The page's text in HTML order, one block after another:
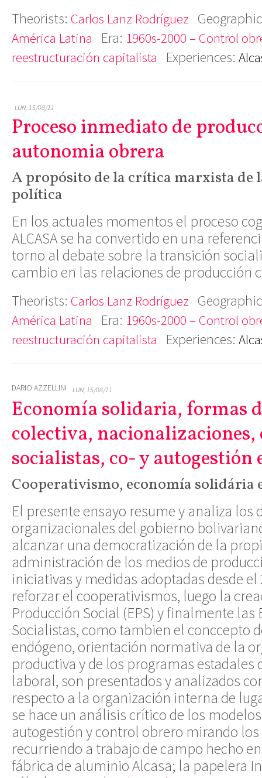
Theorists: Carlos Lanz Rodríguez
América Latina Era: 1960s-2000 – Control
reestructuración capitalista
Experiences:
LUN, 15/08/11
Proceso inmediato de
autonomia obrera
A propósito de la crítica marxista de
política
En los actuales momentos el proceso
ALCASA se ha convertido en una
torno al debate sobre la transición
cambio en las relaciones de producción
Theorists: Carlos Lanz Rodríguez
América Latina Era: 1960s-2000 – Control
reestructuración capitalista
Experiences:
DARIO AZZELLINI LUN, 15/08/11
Economía solidaria, formas
colectiva, nacionalizaciones,
socialistas, co- y autogestión
Cooperativismo, economía solidária
El presente ensayo resume y analiza los
organizacionales del gobierno
alcanzar una democratización de la
administración de los medios de
iniciativas y medidas adoptadas desde
reforzar el cooperativismos, luego la
Producción Social (EPS) y finalmente las
Socialistas, como tambien el conccepto
endógeno, orientación normativa de la
productiva y de los programas estadales
laboral, son presentados y analizados
respecto a la organización interna de
se hace un análisis crítico de los
autogestión y control obrero mirando
recurriendo a trabajo de campo hecho
fábrica de aluminio Alcasa; la papelera